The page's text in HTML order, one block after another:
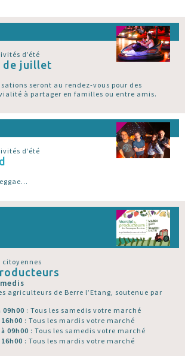
d’été
de juillet
seront au rendez-vous pour des
à partager en familles ou entre amis.
d’été
citoyennes
agriculteurs de Berre l’Etang, soutenue par
: Tous les samedis votre marché
: Tous les mardis votre marché
09h00 : Tous les samedis votre marché
: Tous les mardis votre marché